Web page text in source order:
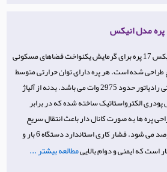
رادیاتور آلومینیومی آنیت مدل انیکس 17 پره برای گرمایش یکنواخت فضاهای مسکونی
حدود 30 متر مربع طراحی شده است. هر پره دارای توان حرارتی متوسط
175 وات بوده و مجموع توان حرارتی رادیاتور حدود 2975 وات می باشد. بدنه از آلیاژ
الکترواستاتیک ساخته شده که در برابر
پره ها به صورت کانال دار باعث انتقال سریع
حرارت و افزایش راندمان تا 98 درصد می شود. فشار کاری استاندارد دستگاه 6 بار و
مطالعه بیشتر ...